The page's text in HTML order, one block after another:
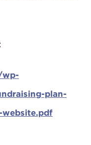
wp-
plan-
website.pdf